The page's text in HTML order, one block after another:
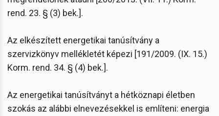
rend. 23. § (3) bek.].
Az elkészített energetikai tanúsítvány a
szervizkönyv mellékletét képezi [191/2009. (IX. 15.)
Korm. rend. 34. § (4) bek.].
Az energetikai tanúsítványt a hétköznapi életben
szokás az alábbi elnevezésekkel is említeni: energia